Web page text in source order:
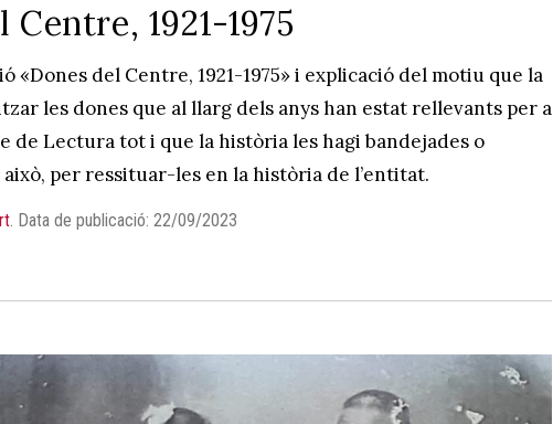
Centre, 1921-1975
«Dones del Centre, 1921-1975» i explicació del motiu que la
les dones que al llarg dels anys han estat rellevants per a
de Lectura tot i que la història les hagi bandejades o
per ressituar-les en la història de l’entitat.
Data de publicació: 22/09/2023